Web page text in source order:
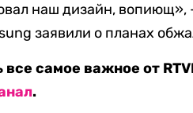
наш дизайн, вопиющ»,
заявили о планах
все самое важное от
.